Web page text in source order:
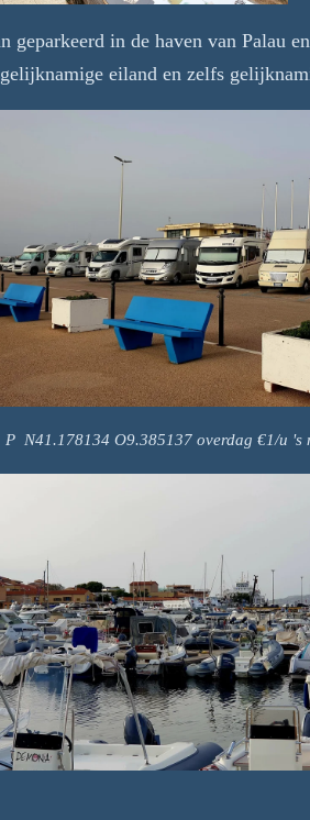
geparkeerd in de haven van Palau
eiland en zelfs
P N41.178134 O9.385137 overdag €1/u 's